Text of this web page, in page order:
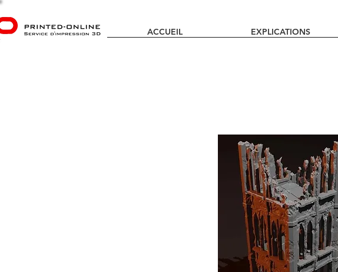
ACCUEIL EXPLICATIONS